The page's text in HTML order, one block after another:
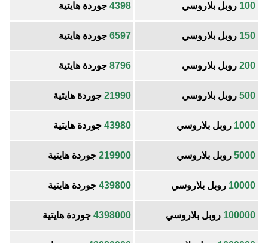
100 روبل بلاروسي 4398 جوردة هايتية
150 روبل بلاروسي 6597 جوردة هايتية
200 روبل بلاروسي 8796 جوردة هايتية
500 روبل بلاروسي 21990 جوردة هايتية
1000 روبل بلاروسي 43980 جوردة هايتية
5000 روبل بلاروسي 219900 جوردة هايتية
10000 روبل بلاروسي 439800 جوردة هايتية
100000 روبل بلاروسي 4398000 جوردة هايتية